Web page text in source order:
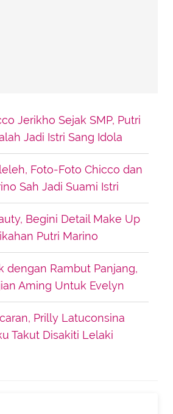
Jerikho Sejak SMP, Putri
Jadi Istri Sang Idola
Foto-Foto Chicco dan
Sah Jadi Suami Istri
Begini Detail Make Up
Putri Marino
dengan Rambut Panjang,
Aming Untuk Evelyn
Prilly Latuconsina
Takut Disakiti Lelaki